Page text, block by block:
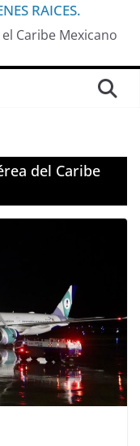
RAICES.
Caribe Mexicano
del Caribe